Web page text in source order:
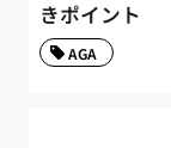
きポイント
AGA